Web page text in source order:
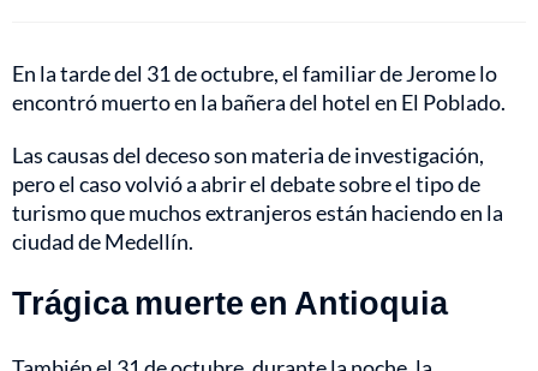
En la tarde del 31 de octubre, el familiar de Jerome lo
encontró muerto en la bañera del hotel en El Poblado.
Las causas del deceso son materia de investigación,
pero el caso volvió a abrir el debate sobre el tipo de
turismo que muchos extranjeros están haciendo en la
ciudad de Medellín.
Trágica muerte en Antioquia